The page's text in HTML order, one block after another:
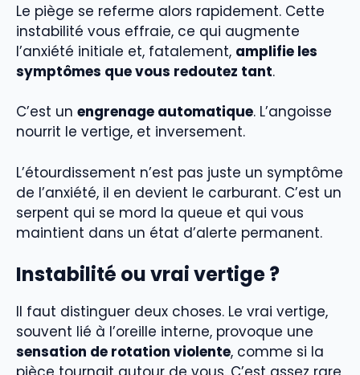
Le piège se referme alors rapidement. Cette
instabilité vous effraie, ce qui augmente
l’anxiété initiale et, fatalement, amplifie les
symptômes que vous redoutez tant.
C’est un engrenage automatique. L’angoisse
nourrit le vertige, et inversement.
L’étourdissement n’est pas juste un symptôme
de l’anxiété, il en devient le carburant. C’est un
serpent qui se mord la queue et qui vous
maintient dans un état d’alerte permanent.
Instabilité ou vrai vertige ?
Il faut distinguer deux choses. Le vrai vertige,
souvent lié à l’oreille interne, provoque une
sensation de rotation violente, comme si la